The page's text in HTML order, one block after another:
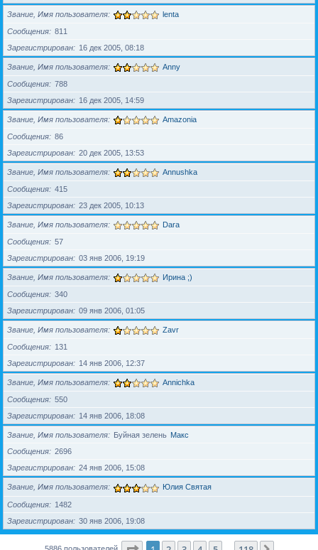
Звание, Имя пользователя lenta
Сообщения
811
Зарегистрирован
16 дек 2005, 08:18
Звание, Имя пользователя Anny
Сообщения
788
Зарегистрирован
16 дек 2005, 14:59
Звание, Имя пользователя Amazonia
Сообщения
86
Зарегистрирован
20 дек 2005, 13:53
Звание, Имя пользователя Annushka
Сообщения
415
Зарегистрирован
23 дек 2005, 10:13
Звание, Имя пользователя Dara
Сообщения
57
Зарегистрирован
03 янв 2006, 19:19
Звание, Имя пользователя Ирина ;)
Сообщения
340
Зарегистрирован
09 янв 2006, 01:05
Звание, Имя пользователя Zavr
Сообщения
131
Зарегистрирован
14 янв 2006, 12:37
Звание, Имя пользователя Annichka
Сообщения
550
Зарегистрирован
14 янв 2006, 18:08
Звание, Имя пользователя Буйная зелень Макс
Сообщения
2696
Зарегистрирован
24 янв 2006, 15:08
Звание, Имя пользователя Юлия Святая
Сообщения
1482
Зарегистрирован
30 янв 2006, 19:08
5886 пользователей